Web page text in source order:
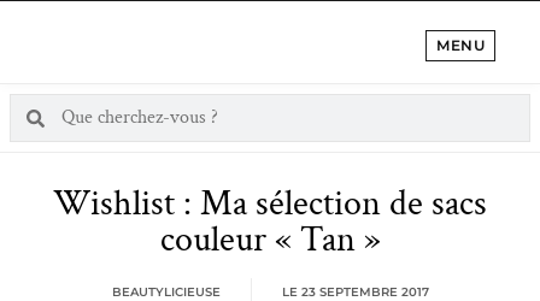
MENU
Wishlist : Ma sélection de sacs
couleur « Tan »
BEAUTYLICIEUSE LE 23 SEPTEMBRE 2017